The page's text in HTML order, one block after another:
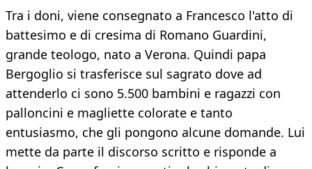
Tra i doni, viene consegnato a Francesco l'atto di
battesimo e di cresima di Romano Guardini,
grande teologo, nato a Verona. Quindi papa
Bergoglio si trasferisce sul sagrato dove ad
attenderlo ci sono 5.500 bambini e ragazzi con
palloncini e magliette colorate e tanto
entusiasmo, che gli pongono alcune domande. Lui
mette da parte il discorso scritto e risponde a